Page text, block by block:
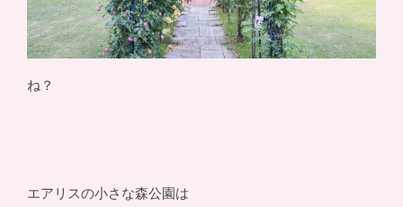
ね？
エアリスの小さな森公園は